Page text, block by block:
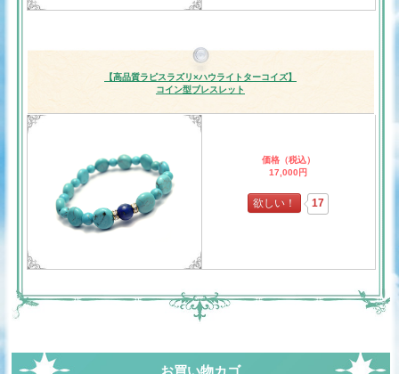
【高品質ラピスラズリ×ハウライトターコイズ】
コイン型ブレスレット
価格（税込）
17,000円
欲しい！ 17
お買い物カゴ